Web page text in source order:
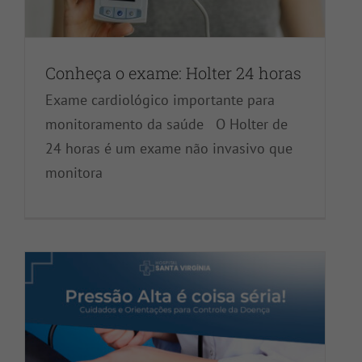
Conheça o exame: Holter 24 horas
Exame cardiológico importante para
monitoramento da saúde O Holter de
24 horas é um exame não invasivo que
monitora
Hipertensão Arterial: Cuidados e
Orientações para Controle da Doença